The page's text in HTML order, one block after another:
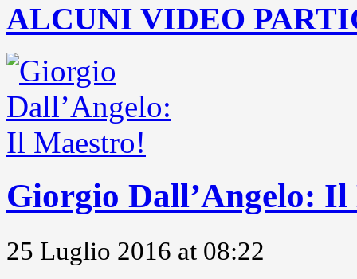
ALCUNI VIDEO
Giorgio Dall’Angelo:
25 Luglio 2016 at 08:22